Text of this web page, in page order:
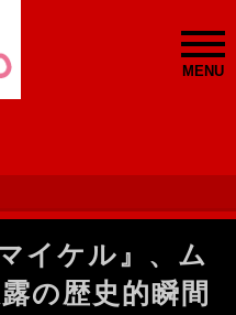
MENU
イケル』、ム
の歴史的瞬間